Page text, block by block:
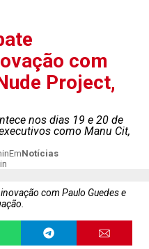
com
Project,
nos dias 19 e 20 de
como Manu Cit,
EmNotícias
com Paulo Guedes e